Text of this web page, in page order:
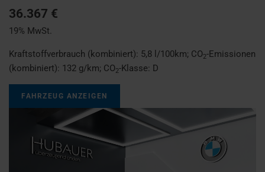
36.367 €
19% MwSt.
Kraftstoffverbrauch (kombiniert): 5,8 l/100km; CO2-Emissionen
(kombiniert): 132 g/km; CO2-Klasse: D
FAHRZEUG ANZEIGEN